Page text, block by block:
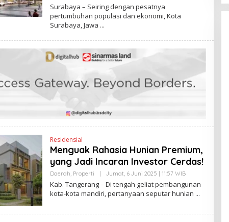
N
K
N
E
Surabaya – Seiring dengan pesatnya
pertumbuhan populasi dan ekonomi, Kota
Surabaya, Jawa
Residensial
Menguak Rahasia Hunian Premium,
yang Jadi Incaran Investor Cerdas!
Daerah, Properti Jumat, 6 Juni 2025 | 11:57 WIBO
E
H
N
Kab. Tangerang – Di tengah geliat pembangunan
kota-kota mandiri, pertanyaan seputar hunian